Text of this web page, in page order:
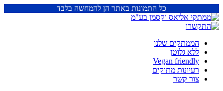
כל התמונות באתר הן להמחשה בלבד
הממתקים שלנו
ללא גלוטן
Vegan friendly
רעיונות מתוקים
צור קשר